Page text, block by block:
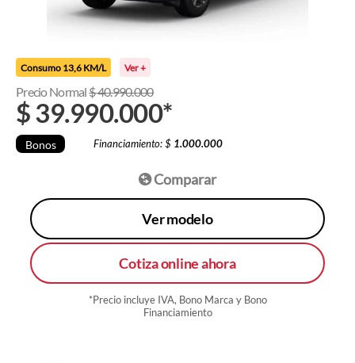
Consumo 13,6 KM/L Ver +
Precio Normal$40.990.000
$39.990.000*
Bonos Financiamiento: $ 1.000.000
Comparar
Ver modelo
Cotiza online ahora
*Precio incluye IVA, Bono Marca y Bono
Financiamiento